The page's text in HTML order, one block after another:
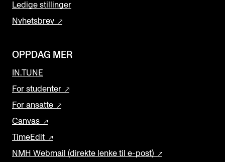
Ledige stillinger
Nyhetsbrev
OPPDAG MER
IN.TUNE
For studenter
For ansatte
Canvas
TimeEdit
NMH Webmail (direkte lenke til e-post)